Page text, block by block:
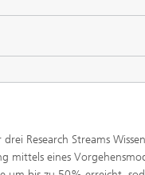
Research Streams
mittels eines